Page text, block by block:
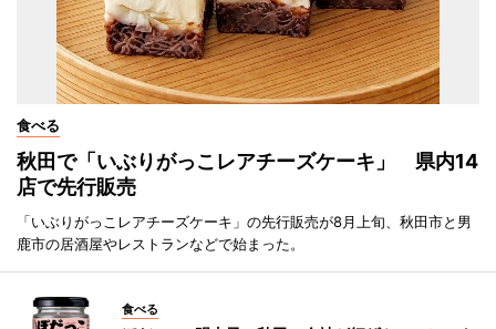
食べる
秋田で「いぶりがっこレアチーズケーキ」 県内14
店で先行販売
「いぶりがっこレアチーズケーキ」の先行販売が8月上旬、秋田市と男
鹿市の居酒屋やレストランなどで始まった。
食べる